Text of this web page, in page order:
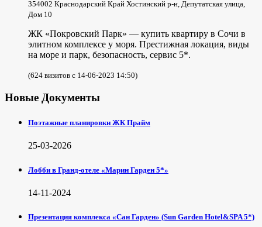
354002 Краснодарский Край Хостинский р-н, Депутатская улица,
Дом 10
ЖК «Покровский Парк» — купить квартиру в Сочи в
элитном комплексе у моря. Престижная локация, виды
на море и парк, безопасность, сервис 5*.
(624 визитов с 14-06-2023 14:50)
Новые Документы
Поэтажные планировки ЖК Прайм
25-03-2026
Лобби в Гранд-отеле «Марин Гарден 5*»
14-11-2024
Презентация комплекса «Сан Гарден» (Sun Garden Hotel&SPA 5*)